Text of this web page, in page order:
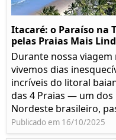
Itacaré: o Paraíso na
pelas Praias Mais
Durante nossa
vivemos dias
incríveis do litoral
das 4 Praias — um
Nordeste brasileiro,
Publicado em 16/10/2025